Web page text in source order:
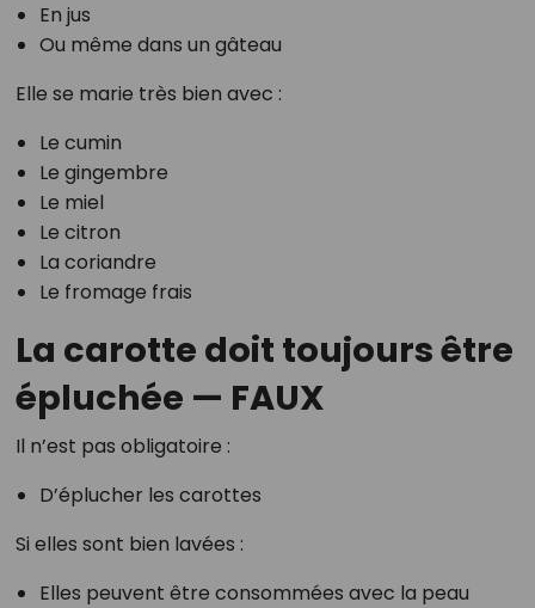
En jus
Ou même dans un gâteau
Elle se marie très bien avec :
Le cumin
Le gingembre
Le miel
Le citron
La coriandre
Le fromage frais
La carotte doit toujours être
épluchée — FAUX
Il n’est pas obligatoire :
D’éplucher les carottes
Si elles sont bien lavées :
Elles peuvent être consommées avec la peau